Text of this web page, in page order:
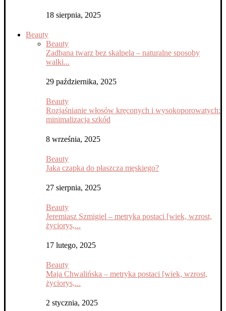
18 sierpnia, 2025
Beauty
Beauty
Zadbana twarz bez skalpela – naturalne sposoby
walki...
29 października, 2025
Beauty
Rozjaśnianie włosów kręconych i wysokoporowatych:
minimalizacja szkód
8 września, 2025
Beauty
Jaka czapka do płaszcza męskiego?
27 sierpnia, 2025
Beauty
Jeremiasz Szmigiel – metryka postaci [wiek, wzrost,
życiorys,...
17 lutego, 2025
Beauty
Maja Chwalińska – metryka postaci [wiek, wzrost,
życiorys,...
2 stycznia, 2025